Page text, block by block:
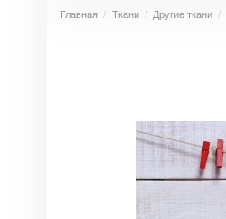
Главная Ткани Другие ткани